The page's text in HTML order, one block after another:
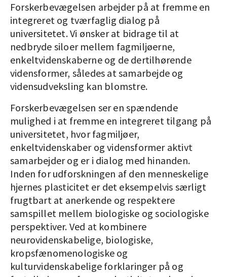
Forskerbevægelsen arbejder på at fremme en
integreret og tværfaglig dialog på
universitetet. Vi ønsker at bidrage til at
nedbryde siloer mellem fagmiljøerne,
enkeltvidenskaberne og de dertilhørende
vidensformer, således at samarbejde og
vidensudveksling kan blomstre.
Forskerbevægelsen ser en spændende
mulighed i at fremme en integreret tilgang på
universitetet, hvor fagmiljøer,
enkeltvidenskaber og vidensformer aktivt
samarbejder og er i dialog med hinanden.
Inden for udforskningen af den menneskelige
hjernes plasticitet er det eksempelvis særligt
frugtbart at anerkende og respektere
samspillet mellem biologiske og sociologiske
perspektiver. Ved at kombinere
neurovidenskabelige, biologiske,
kropsfænomenologiske og
kulturvidenskabelige forklaringer på og